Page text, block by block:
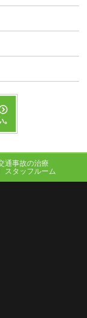
通事故の治療
スタッフルーム